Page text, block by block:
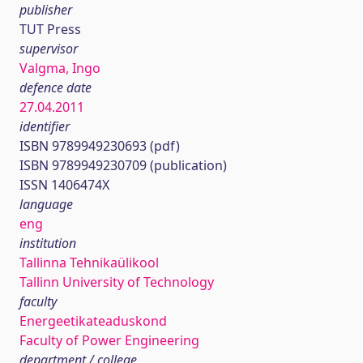
publisher
TUT Press
supervisor
Valgma, Ingo
defence date
27.04.2011
identifier
ISBN 9789949230693 (pdf)
ISBN 9789949230709 (publication)
ISSN 1406474X
language
eng
institution
Tallinna Tehnikaülikool
Tallinn University of Technology
faculty
Energeetikateaduskond
Faculty of Power Engineering